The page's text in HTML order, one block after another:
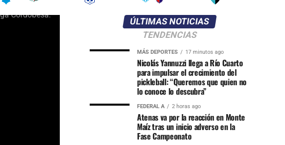
ÚLTIMAS NOTICIAS
TENDENCIAS
MÁS DEPORTES 17 minutos ago
Nicolás Yannuzzi llega a Río Cuarto
para impulsar el crecimiento del
pickleball: “Queremos que quien no
lo conoce lo descubra”
FEDERAL A 2 horas ago
Atenas va por la reacción en Monte
Maíz tras un inicio adverso en la
Fase Campeonato